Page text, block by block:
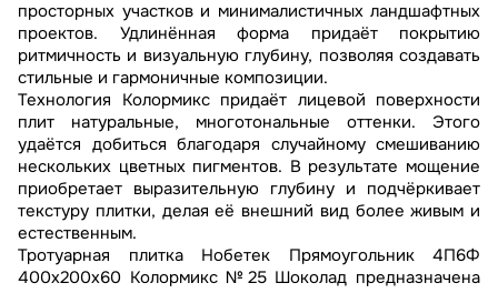
просторных участков и минималистичных ландшафтных
проектов. Удлинённая форма придаёт покрытию
ритмичность и визуальную глубину, позволяя создавать
стильные и гармоничные композиции.
Технология Колормикс придаёт лицевой поверхности
плит натуральные, многотональные оттенки. Этого
удаётся добиться благодаря случайному смешиванию
нескольких цветных пигментов. В результате мощение
приобретает выразительную глубину и подчёркивает
текстуру плитки, делая её внешний вид более живым и
естественным.
Тротуарная плитка Нобетек Прямоугольник 4П6Ф
400x200x60 Колормикс №25 Шоколад предназначена